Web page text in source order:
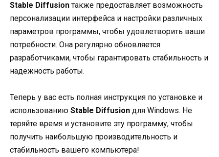
Stable Diffusion также предоставляет возможность
персонализации интерфейса и настройки различных
параметров программы, чтобы удовлетворить ваши
потребности. Она регулярно обновляется
разработчиками, чтобы гарантировать стабильность и
надежность работы.
Теперь у вас есть полная инструкция по установке и
использованию Stable Diffusion для Windows. Не
теряйте время и установите эту программу, чтобы
получить наибольшую производительность и
стабильность вашего компьютера!